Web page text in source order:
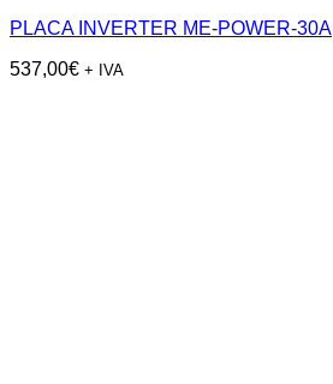
PLACA INVERTER ME-POWER-30A
537,00€ + IVA